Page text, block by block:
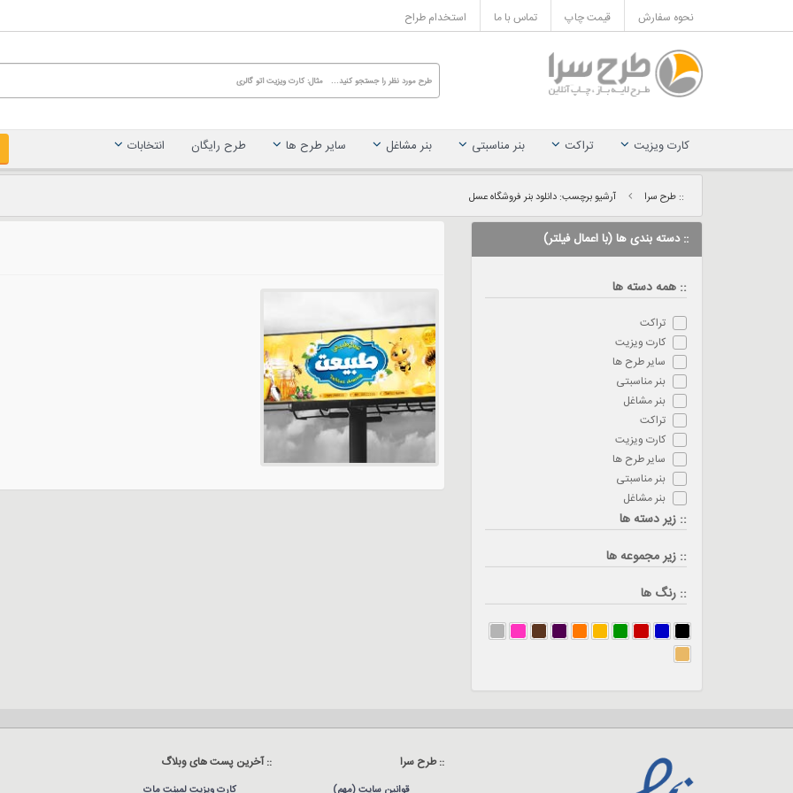
نحوه سفارش قیمت چاپ تماس با ما استخدام طراح
کارت ویزیت تراکت بنر مناسبتی بنر مشاغل سایر طرح ها طرح رایگان انتخابات
:: طرح سرا آرشیو برچسب: دانلود بنر فروشگاه عسل
:: دسته بندی ها (با اعمال فیلتر)
:: همه دسته ها
تراکت
کارت ویزیت
سایر طرح ها
بنر مناسبتی
بنر مشاغل
تراکت
کارت ویزیت
سایر طرح ها
بنر مناسبتی
بنر مشاغل
:: زیر دسته ها
:: زیر مجموعه ها
:: رنگ ها
:: طرح سرا :: آخرین پست های وبلاگ